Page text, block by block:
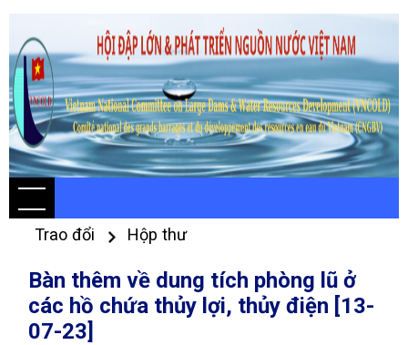
Trao đổi Hộp thư
Bàn thêm về dung tích phòng lũ ở
các hồ chứa thủy lợi, thủy điện [13-
07-23]